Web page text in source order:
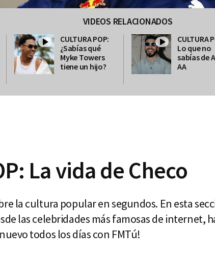
VIDEOS RELACIONADOS
CULTURA POP:
¿Sabías qué
Myke Towers
tiene un hijo?
CULTURA
Lo que no
sabías de
AA
La vida de Checo
la cultura popular en segundos. En esta
las celebridades más famosas de internet,
todos los días con FMTú!